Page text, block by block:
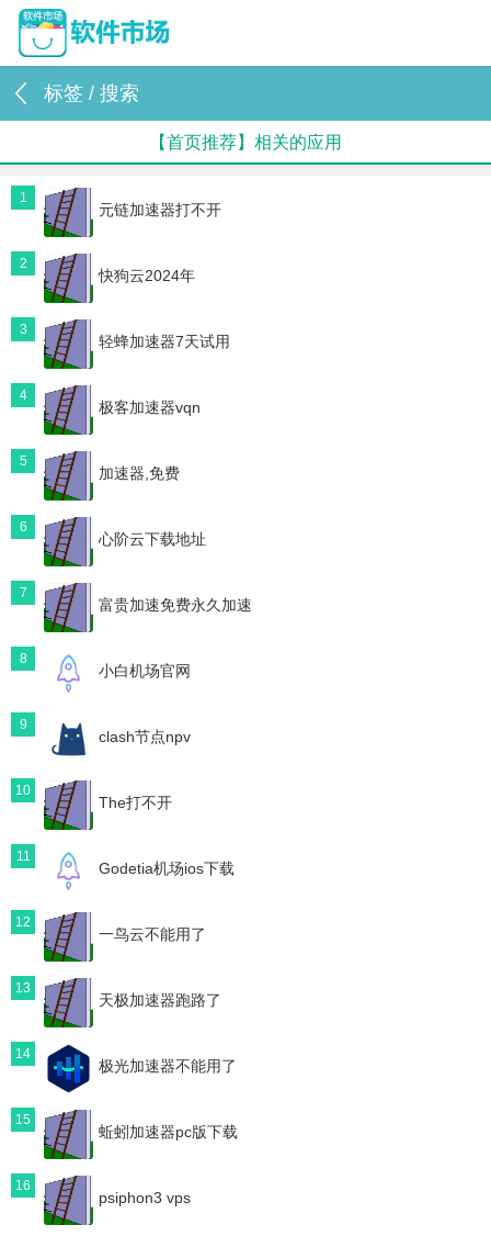
标签 / 搜索
【首页推荐】相关的应用
1
元链加速器打不开
2
快狗云2024年
3
轻蜂加速器7天试用
4
极客加速器vqn
5
加速器,免费
6
心阶云下载地址
7
富贵加速免费永久加速
8
小白机场官网
9
clash节点npv
10
The打不开
11
Godetia机场ios下载
12
一鸟云不能用了
13
天极加速器跑路了
14
极光加速器不能用了
15
蚯蚓加速器pc版下载
16
psiphon3 vps